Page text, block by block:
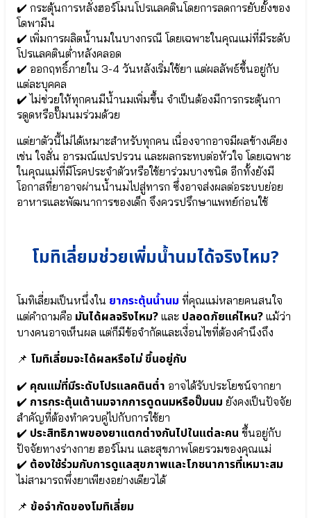
SunActive®
Fe
DHA
Probio
9/9+
พัฒนา
สมอง
⦿
DHA
Probio
9 | 9+
● ธาตุเหล็ก
SunActive®
(DHA)
● แลคโต
Lactobacillus
Casei
● เกราะป้องกัน
สุขภาพ
Rhamnosus
เบรเว
Bifidobacterium
Breve
● จุลินทรีย์มาก
ประโยชน์
Lactobacillus
Plantarum
● โพรไบโอติก
Gasseri
ออร์แกนิ
ก
Organic
Banana
Blossom
●
ดี
เอ
ชเอ
(DHA)
●
แคลเซียม
จาก
สาหร่าย
แดง
ธาตุ
เหล็ก
Fe
DHA
9/9+
สมอง
⦿
DHA
Probio
9
|
9+
●
เหล็ก
✔️ กระตุ้นการหลั่งฮอร์โมนโปรแลคตินโดยการลดการยับยั้งของ
โดพามีน
✔️ เพิ่มการผลิตน้ำนมในบางกรณี โดยเฉพาะในคุณแม่ที่มีระดับ
โปรแลคตินต่ำหลังคลอด
✔️ ออกฤทธิ์ภายใน 3-4 วันหลังเริ่มใช้ยา แต่ผลลัพธ์ขึ้นอยู่กับ
แต่ละบุคคล
✔️ ไม่ช่วยให้ทุกคนมีน้ำนมเพิ่มขึ้น จำเป็นต้องมีการกระตุ้นกา
รดูดหรือปั๊มนมร่วมด้วย
แต่ยาตัวนี้ไม่ได้เหมาะสำหรับทุกคน เนื่องจากอาจมีผลข้างเคียง
เช่น ใจสั่น อารมณ์แปรปรวน และผลกระทบต่อหัวใจ โดยเฉพาะ
ในคุณแม่ที่มีโรคประจำตัวหรือใช้ยาร่วมบางชนิด อีกทั้งยังมี
โอกาสที่ยาอาจผ่านน้ำนมไปสู่ทารก ซึ่งอาจส่งผลต่อระบบย่อย
อาหารและพัฒนาการของเด็ก จึงควรปรึกษาแพทย์ก่อนใช้
โมทิเลี่ยมช่วยเพิ่มน้ำนมได้จริงไหม?
โมทิเลี่ยมเป็นหนึ่งใน ยากระตุ้นน้ำนม ที่คุณแม่หลายคนสนใจ
แต่คำถามคือ มันได้ผลจริงไหม? และ ปลอดภัยแค่ไหน? แม้ว่า
บางคนอาจเห็นผล แต่ก็มีข้อจำกัดและเงื่อนไขที่ต้องคำนึงถึง
📌 โมทิเลี่ยมจะได้ผลหรือไม่ ขึ้นอยู่กับ
✔️ คุณแม่ที่มีระดับโปรแลคตินต่ำ อาจได้รับประโยชน์จากยา
✔️ การกระตุ้นเต้านมจากการดูดนมหรือปั๊มนม ยังคงเป็นปัจจัย
สำคัญที่ต้องทำควบคู่ไปกับการใช้ยา
✔️ ประสิทธิภาพของยาแตกต่างกันไปในแต่ละคน ขึ้นอยู่กับ
ปัจจัยทางร่างกาย ฮอร์โมน และสุขภาพโดยรวมของคุณแม่
✔️ ต้องใช้ร่วมกับการดูแลสุขภาพและโภชนาการที่เหมาะสม
ไม่สามารถพึ่งยาเพียงอย่างเดียวได้
📌 ข้อจำกัดของโมทิเลี่ยม